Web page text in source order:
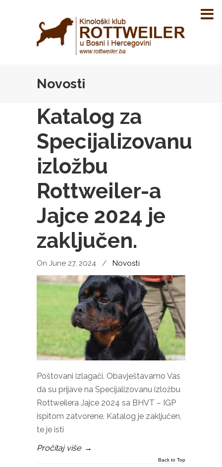
Novosti
Katalog za
Specijalizovanu
izložbu
Rottweiler-a
Jajce 2024 je
zaključen.
On June 27, 2024 / Novosti
Poštovani izlagači, Obavještavamo Vas
da su prijave na Specijalizovanu izložbu
Rottweilera Jajce 2024 sa BHVT – IGP
ispitom zatvorene. Katalog je zaključen,
te je isti
Pročitaj više →
Back to Top